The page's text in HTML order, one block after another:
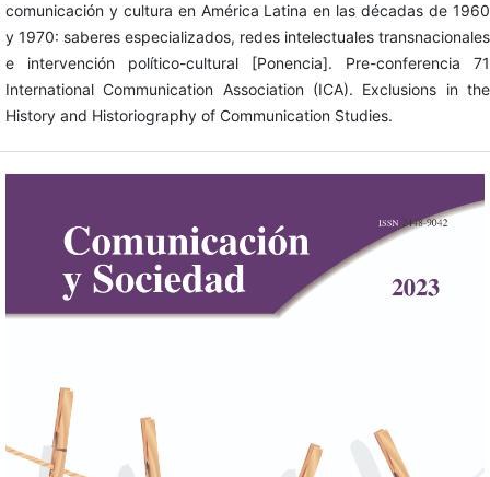
comunicación y cultura en América Latina en las décadas de 1960
y 1970: saberes especializados, redes intelectuales transnacionales
e intervención político-cultural [Ponencia]. Pre-conferencia 71
International Communication Association (ICA). Exclusions in the
History and Historiography of Communication Studies.